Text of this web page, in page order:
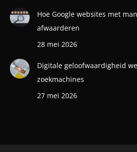
Hoe Google websites met
afwaarderen
28 mei 2026
Digitale geloofwaardigheid
zoekmachines
27 mei 2026